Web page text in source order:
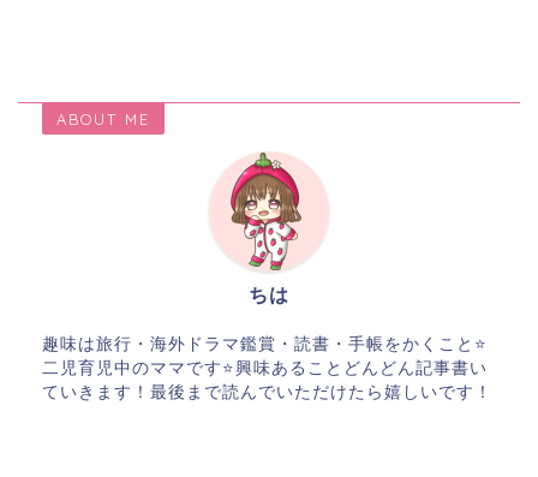
ABOUT ME
ちは
趣味は旅行・海外ドラマ鑑賞・読書・手帳をかくこと⭐️
二児育児中のママです⭐️興味あることどんどん記事書い
ていきます！最後まで読んでいただけたら嬉しいです！